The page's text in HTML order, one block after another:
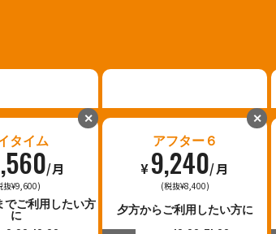
✕
タイム
/月
抜¥9,600)
でご利用したい方
に
10:00-18:00
8:00-18:00
✕
アフター６
¥9,240/月
(税抜¥8,400)
夕方からご利用したい方に
18:00-23:00
土曜